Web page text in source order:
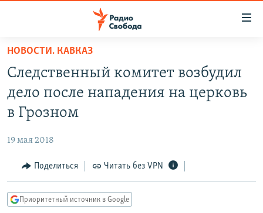
упрощенного
доступа
основному
Вернутся
Вернутся
ПОДКАСТЫ
АВТОРСКИЕ ПРОЕКТЫ
МНЕНИЯ
КУЛЬТУРА
КАВКАЗ.РЕАЛИИ
НОВОСТИ. КАВКАЗ
Следственный комитет возбудил
дело после нападения на церковь
в Грозном
19 мая 2018
Поделиться Читать без VPN
Приоритетный источник в Google